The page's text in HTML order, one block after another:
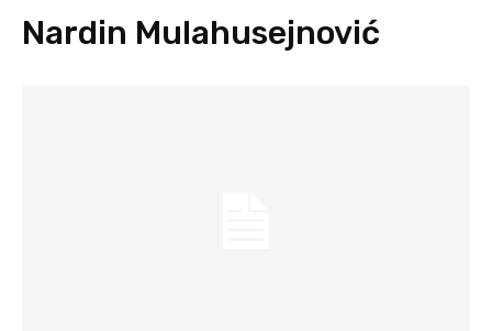
Nardin Mulahusejnović